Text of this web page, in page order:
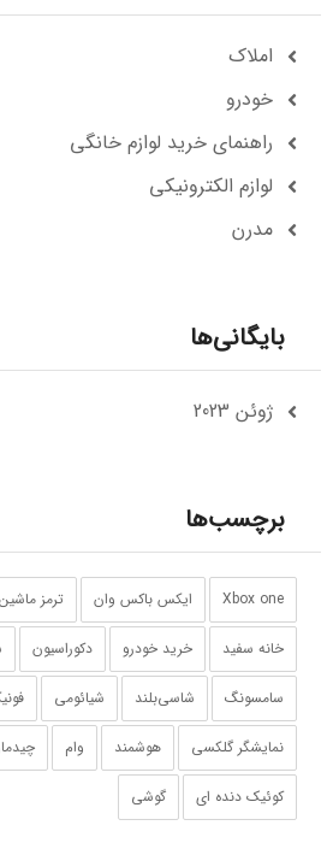
املاک
خودرو
راهنمای خرید لوازم خانگی
لوازم الکترونیکی
مدرن
بایگانی‌ها
ژوئن 2023
برچسب‌ها
Xbox one ایکس باکس وان ترمز ماشین
خانه سفید خرید خودرو دکوراسیون
سامسونگ شاسی‌بلند شیائومی
نمایشگر گلکسی هوشمند وام
کوئیک دنده ای گوشی‌